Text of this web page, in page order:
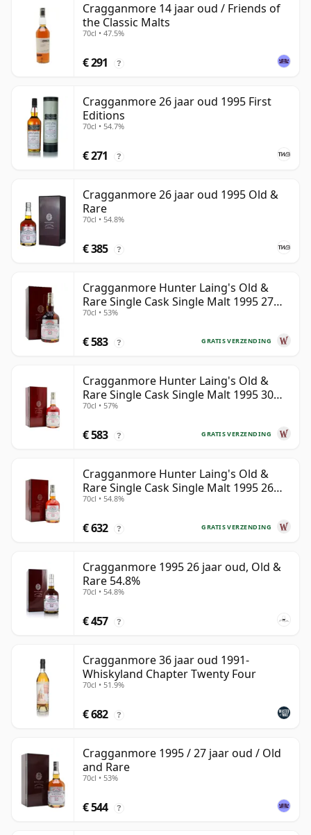
Cragganmore 14 jaar oud / Friends of
the Classic Malts
70cl • 47.5%
€ 291 ?
Cragganmore 26 jaar oud 1995 First
Editions
70cl • 54.7%
€ 271 ?
Cragganmore 26 jaar oud 1995 Old &
Rare
70cl • 54.8%
€ 385 ?
Cragganmore Hunter Laing's Old &
Rare Single Cask Single Malt 1995 27
jaar oud
70cl • 53%
GRATIS VERZENDING
€ 583 ?
Cragganmore Hunter Laing's Old &
Rare Single Cask Single Malt 1995 30
jaar oud
70cl • 57%
GRATIS VERZENDING
€ 583 ?
Cragganmore Hunter Laing's Old &
Rare Single Cask Single Malt 1995 26
jaar oud
70cl • 54.8%
GRATIS VERZENDING
€ 632 ?
Cragganmore 1995 26 jaar oud, Old &
Rare 54.8%
70cl • 54.8%
€ 457 ?
Cragganmore 36 jaar oud 1991-
Whiskyland Chapter Twenty Four
70cl • 51.9%
€ 682 ?
Cragganmore 1995 / 27 jaar oud / Old
and Rare
70cl • 53%
€ 544 ?